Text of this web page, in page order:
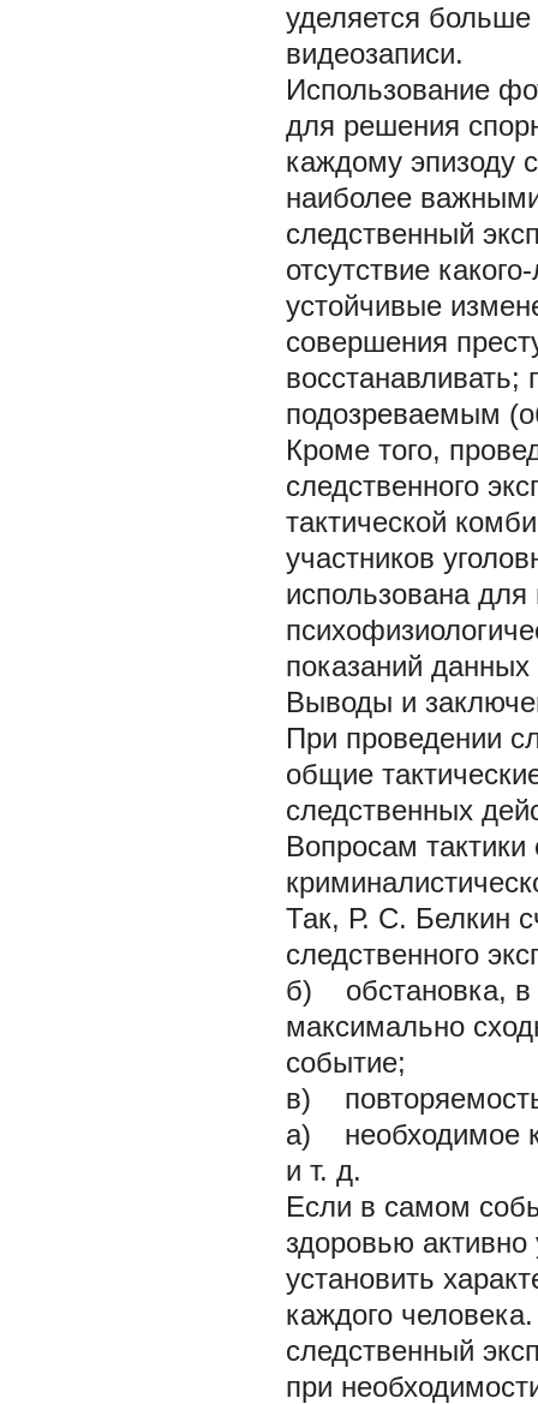
уделяется
видеозаписи.
Использование
для решения
каждому эпизоду
наиболее
следственный
отсутствие
устойчивые
совершения
восстанавливать;
подозреваемым
Кроме того,
следственного
тактической
участников
использована
показаний
Выводы и
При проведении
общие
следственных
Вопросам тактики
Так, Р. С. Белкин
следственного
б) обстановка, в
максимально
событие;
в)
а) необходимое
и т. д.
Если в самом
здоровью
установить
каждого
следственный
при